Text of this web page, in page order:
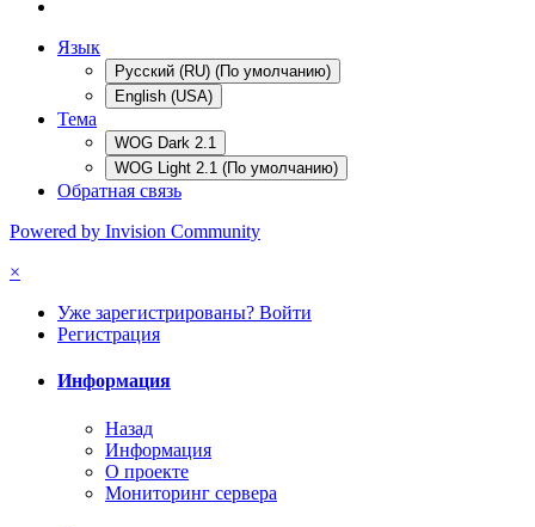
Язык
Русский (RU) (По умолчанию)
English (USA)
Тема
WOG Dark 2.1
WOG Light 2.1 (По умолчанию)
Обратная связь
Powered by Invision Community
×
Уже зарегистрированы? Войти
Регистрация
Информация
Назад
Информация
О проекте
Мониторинг сервера